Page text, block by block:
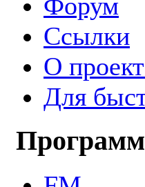
Форум
Ссылки
О
Для